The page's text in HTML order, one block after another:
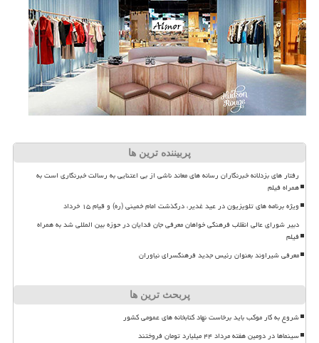
پربیننده ترین ها
رفتار های بزدلانه خبرنگاران رسانه های معاند ناشی از بی اعتنایی به رسالت خبرنگاری است به
همراه فیلم
ویژه برنامه های تلویزیون در عید غدیر، درگذشت امام خمینی (ره) و قیام ۱۵ خرداد
دبیر شورای عالی انقلاب فرهنگی خواهان معرفی جان فدایان در حوزه بین المللی شد به همراه
فیلم
معرفی شیراوند بعنوان رئیس جدید فرهنگسرای نیاوران
پربحث ترین ها
شروع به کار موکب باید برخاست نهاد کتابخانه های عمومی کشور
سینماها در دومین هفته مرداد ۴۴ میلیارد تومان فروختند